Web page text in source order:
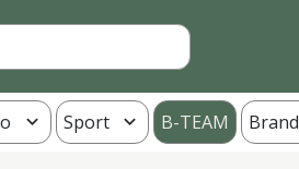
Sport B-TEAM Brand